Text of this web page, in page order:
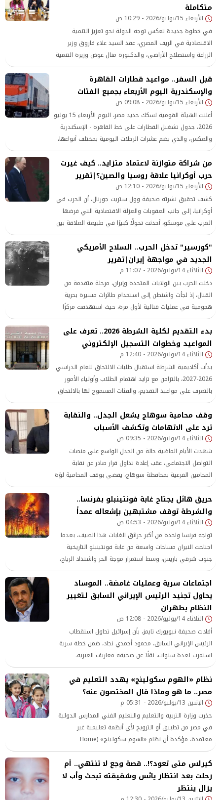
ومواجهة الأفكار المتطرفة.
متكاملة
الأربعاء 15/يوليو/2026 - 10:29 ص
في خطوة جديدة تعكس توجه الدولة نحو تعزيز التنمية
الاقتصادية في الريف المصري، عقد السيد علاء فاروق وزير
الزراعة واستصلاح الأراضي، والدكتورة منال عوض وزيرة التنمية
المحلية والبيئة، والمهندس خالد هاشم وزير الصناعة، اجتماعًا
تنسيقيًا موسعًا لمتابعة الموقف التنفيذي ومستجدات مبادرة
«القرية
قبل السفر.. مواعيد قطارات القاهرة
والإسكندرية اليوم الأربعاء بجميع الفئات
الأربعاء 15/يوليو/2026 - 09:08 ص
أعلنت الهيئة القومية لسكك حديد مصر، اليوم الأربعاء 15 يوليو
2026، جدول تشغيل القطارات على خط القاهرة - الإسكندرية
والعكس، والذي يضم عشرات الرحلات اليومية بمختلف أنواعها،
لتلبية احتياجات المسافرين بين المدينتين. ويشمل جدول
التشغيل قطارات تالجو
من شراكة متوازنة لاعتماد متزايد.. كيف غيرت
حرب أوكرانيا علاقة روسيا والصين؟|تقرير
الأربعاء 15/يوليو/2026 - 12:10 ص
كشف تحقيق نشرته صحيفة وول ستريت جورنال، أن الحرب في
أوكرانيا، إلى جانب العقوبات والعزلة الاقتصادية التي فرضها
الغرب على موسكو، أحدثت تحولًا كبيرًا في طبيعة العلاقة بين
روسيا والصين.
"كورسير" تدخل الحرب.. السلاح الأمريكي
الجديد في مواجهة إيران|تقرير
الثلاثاء 14/يوليو/2026 - 11:07 م
دخلت الحرب بين الولايات المتحدة وإيران، مرحلة متقدمة من
القتال، إذ لجأت واشنطن إلى استخدام طائرات مسيرة بحرية
هجومية في عمليات قتالية لأول مرة، حيث استهدفت مركزًا
إيرانيًا في جنوب البلاد يستخدم لإصلاح الغواصات، وفقًا لما
أعلنه الجيش الأمريكي.
بدء التقديم لكلية الشرطة 2026.. تعرف على
المواعيد وخطوات التسجيل الإلكتروني
الثلاثاء 14/يوليو/2026 - 12:40 م
بدأت أكاديمية الشرطة استقبال طلبات الالتحاق للعام الدراسي
2026-2027، بالتزامن مع تزايد اهتمام الطلاب وأولياء الأمور
بالتعرف على مواعيد التقديم، والفئات المسموح لها بالالتحاق
وقف محامية سوهاج يشعل الجدل.. والنقابة
ترد على الاتهامات وتكشف الأسباب
الثلاثاء 14/يوليو/2026 - 09:35 ص
شهدت الأيام الماضية حالة من الجدل الواسع على منصات
التواصل الاجتماعي، عقب إعادة تداول قرار صادر عن نقابة
المحامين الفرعية بمحافظة سوهاج، يقضي بوقف المحامية لؤة
خلف بكري عثمان احتياطيًا عن مزاولة مهنة المحاماة، لحين
الفصل في الدعوى التأديبية المقامة ضدها. وأثار القرار موجة
كبيرة من التعليقات، بعدما ربط البعض بين قرار الوقف وعدم ،
خرجت نقابة المحامين
حريق هائل يجتاح غابة فونتينبلو بفرنسا..
والشرطة توقف مشتبهين بإشعاله عمداً
الثلاثاء 14/يوليو/2026 - 04:53 ص
تواجه فرنسا واحدة من أكبر حرائق الغابات هذا الصيف، بعدما
اجتاحت النيران مساحات واسعة من غابة فونتينبلو التاريخية
جنوب شرقي باريس، وسط استمرار موجة الحر واشتداد الرياح،
بينما تواصل السلطات جهودها لاحتواء الحريق والتحقيق في
شبهة إضرامه عمدا.
اجتماعات سرية وعمليات غامضة.. الموساد
يحاول تجنيد الرئيس الإيراني السابق لتغيير
النظام بطهران
الثلاثاء 14/يوليو/2026 - 12:08 ص
أفادت صحيفة نيويورك تايمز، بأن إسرائيل تحاول استقطاب
الرئيس الإيراني السابق، محمود أحمدي نجاد، ضمن خطة سرية
استمرت لعدة سنوات، نقلًا عن صحيفة معاريف العبرية.
نظام «الهوم سكولينج» يهدد التعليم في
مصر.. ما هو وماذا قال المختصون عنه؟
الإثنين 13/يوليو/2026 - 05:31 م
حذرت وزارة التربية والتعليم والتعليم الفني المدارس الدولية
في مصر من تطبيق أو الترويج لأي أنظمة تعليمية غير
معتمدة، مؤكدة أن نظام «الهوم سكولينج» (Home
Schooling) غير مرخص داخل الدولة، ولم يصدر أي قرار يسمح
بتطبيقه في المدارس الدولية أو أي مؤسسة تعليمية تعمل
داخل مصر.
كيرلس متى تعود؟!.. قصة وجع لا تنتهي.. أم
رحلت بعد انتظار يائس وشقيقته تبحث وأب لا
يزال ينتظر